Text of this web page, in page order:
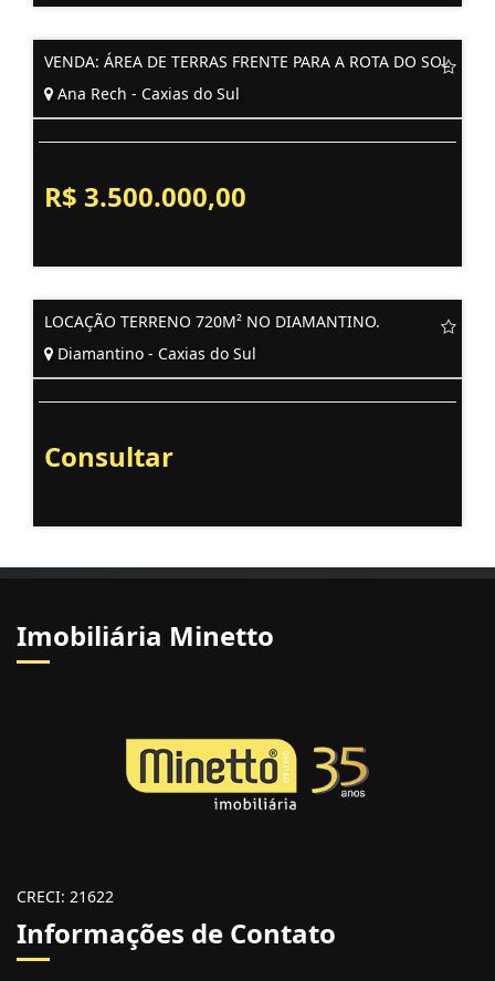
VENDA: ÁREA DE TERRAS FRENTE PARA A ROTA DO SOL
Ana Rech - Caxias do Sul
R$ 3.500.000,00
LOCAÇÃO TERRENO 720M² NO DIAMANTINO.
Diamantino - Caxias do Sul
Consultar
Imobiliária Minetto
CRECI: 21622
Informações de Contato